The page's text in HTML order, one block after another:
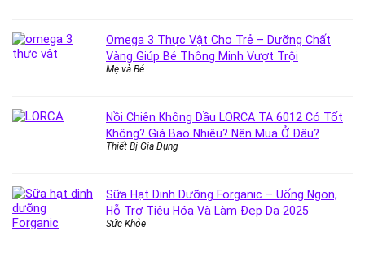
Omega 3 Thực Vật Cho Trẻ – Dưỡng Chất
Vàng Giúp Bé Thông Minh Vượt Trội
Mẹ và Bé
Nồi Chiên Không Dầu LORCA TA 6012 Có Tốt
Không? Giá Bao Nhiêu? Nên Mua Ở Đâu?
Thiết Bị Gia Dụng
Sữa Hạt Dinh Dưỡng Forganic – Uống Ngon,
Hỗ Trợ Tiêu Hóa Và Làm Đẹp Da 2025
Sức Khỏe